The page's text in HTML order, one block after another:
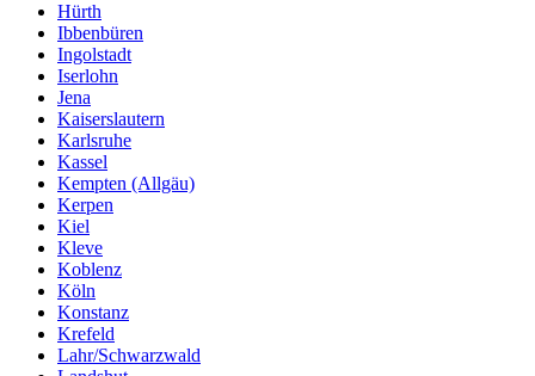
Hürth
Ibbenbüren
Ingolstadt
Iserlohn
Jena
Kaiserslautern
Karlsruhe
Kassel
Kempten (Allgäu)
Kerpen
Kiel
Kleve
Koblenz
Köln
Konstanz
Krefeld
Lahr/Schwarzwald